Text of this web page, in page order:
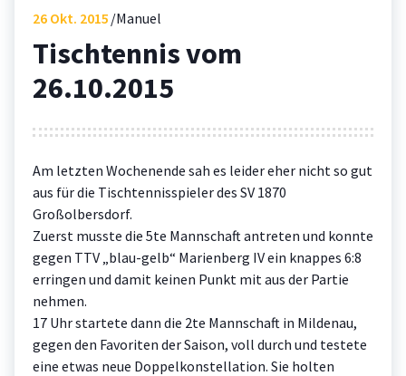
26 Okt. 2015 Manuel
Tischtennis vom
26.10.2015
Am letzten Wochenende sah es leider eher nicht so gut
aus für die Tischtennisspieler des SV 1870
Großolbersdorf.
Zuerst musste die 5te Mannschaft antreten und konnte
gegen TTV „blau-gelb“ Marienberg IV ein knappes 6:8
erringen und damit keinen Punkt mit aus der Partie
nehmen.
17 Uhr startete dann die 2te Mannschaft in Mildenau,
gegen den Favoriten der Saison, voll durch und testete
eine etwas neue Doppelkonstellation. Sie holten